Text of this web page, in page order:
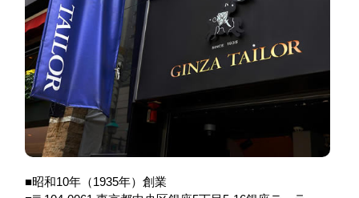
■昭和10年（1935年）創業